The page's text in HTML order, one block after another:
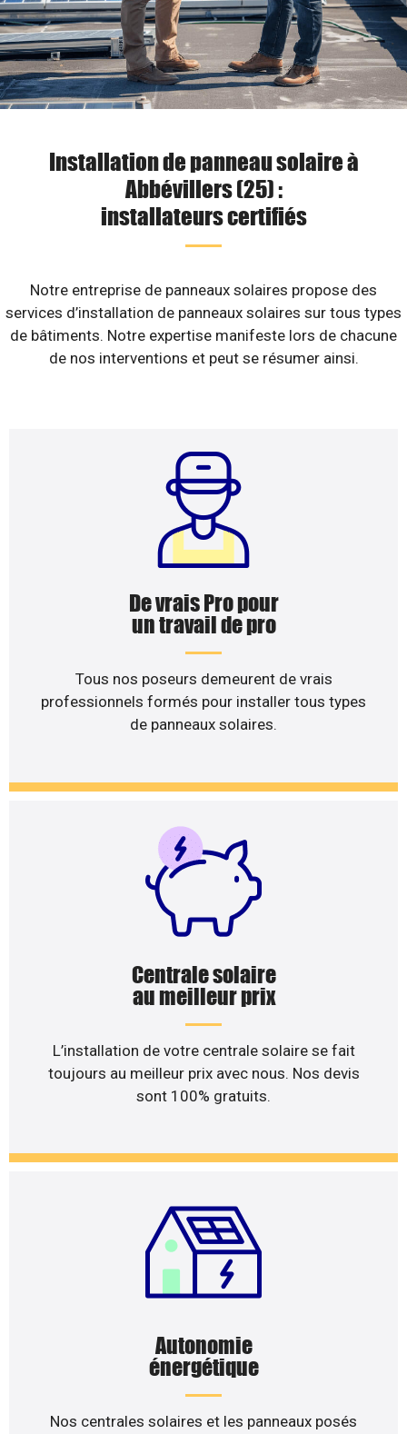
Installation de panneau solaire à
Abbévillers (25) :
installateurs certifiés
Notre entreprise de panneaux solaires propose des
services d’installation de panneaux solaires sur tous types
de bâtiments. Notre expertise manifeste lors de chacune
de nos interventions et peut se résumer ainsi.
De vrais Pro pour
un travail de pro
Tous nos poseurs demeurent de vrais
professionnels formés pour installer tous types
de panneaux solaires.
Centrale solaire
au meilleur prix
L’installation de votre centrale solaire se fait
toujours au meilleur prix avec nous. Nos devis
sont 100% gratuits.
Autonomie
énergétique
Nos centrales solaires et les panneaux posés